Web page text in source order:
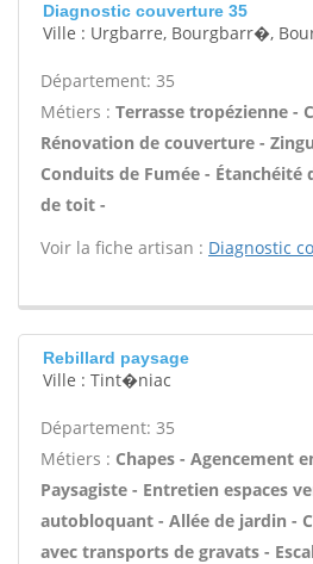
Diagnostic couverture 35
Ville : Urgbarre, Bourgbarr�,
Département: 35
Métiers : Terrasse tropézienne -
Rénovation de couverture -
Conduits de Fumée - Étanchéité
de toit -
Voir la fiche artisan : Diagnostic
Rebillard paysage
Ville : Tint�niac
Département: 35
Métiers : Chapes - Agencement
Paysagiste - Entretien espaces
autobloquant - Allée de jardin -
avec transports de gravats -